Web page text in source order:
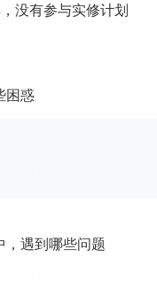
没有参与实修计划
困惑
，遇到哪些问题